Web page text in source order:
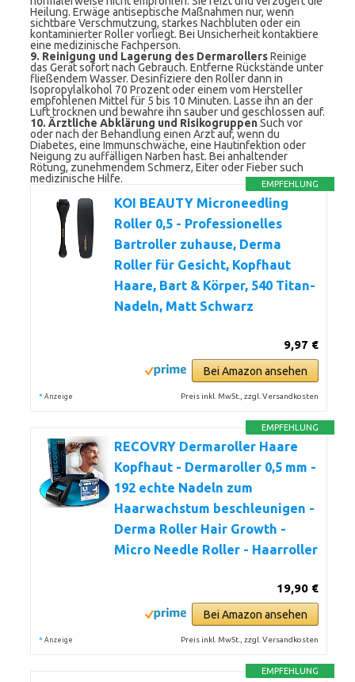
Heilung. Erwäge antiseptische Maßnahmen nur, wenn
sichtbare Verschmutzung, starkes Nachbluten oder ein
kontaminierter Roller vorliegt. Bei Unsicherheit kontaktiere
eine medizinische Fachperson.
9. Reinigung und Lagerung des DermarollersReinige
das Gerät sofort nach Gebrauch. Entferne Rückstände unter
fließendem Wasser. Desinfiziere den Roller dann in
Isopropylalkohol 70 Prozent oder einem vom Hersteller
empfohlenen Mittel für 5 bis 10 Minuten. Lasse ihn an der
Luft trocknen und bewahre ihn sauber und geschlossen auf.
10. Ärztliche Abklärung und RisikogruppenSuch vor
oder nach der Behandlung einen Arzt auf, wenn du
Diabetes, eine Immunschwäche, eine Hautinfektion oder
Neigung zu auffälligen Narben hast. Bei anhaltender
Rötung, zunehmendem Schmerz, Eiter oder Fieber such
medizinische Hilfe.
EMPFEHLUNG
KOI BEAUTY Microneedling
Roller 0,5 - Professionelles
Bartroller zuhause, Derma
Roller für Gesicht, Kopfhaut
Haare, Bart & Körper, 540 Titan-
Nadeln, Matt Schwarz
9,97 €
Bei Amazon ansehen
* Anzeige Preis inkl. MwSt., zzgl. Versandkosten
EMPFEHLUNG
RECOVRY Dermaroller Haare
Kopfhaut - Dermaroller 0,5 mm -
192 echte Nadeln zum
Haarwachstum beschleunigen -
Derma Roller Hair Growth -
Micro Needle Roller - Haarroller
19,90 €
Bei Amazon ansehen
* Anzeige Preis inkl. MwSt., zzgl. Versandkosten
EMPFEHLUNG